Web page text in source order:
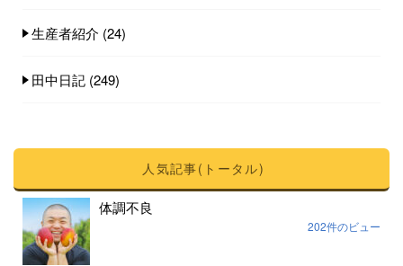
生産者紹介 (24)
田中日記 (249)
人気記事(トータル)
体調不良
202件のビュー